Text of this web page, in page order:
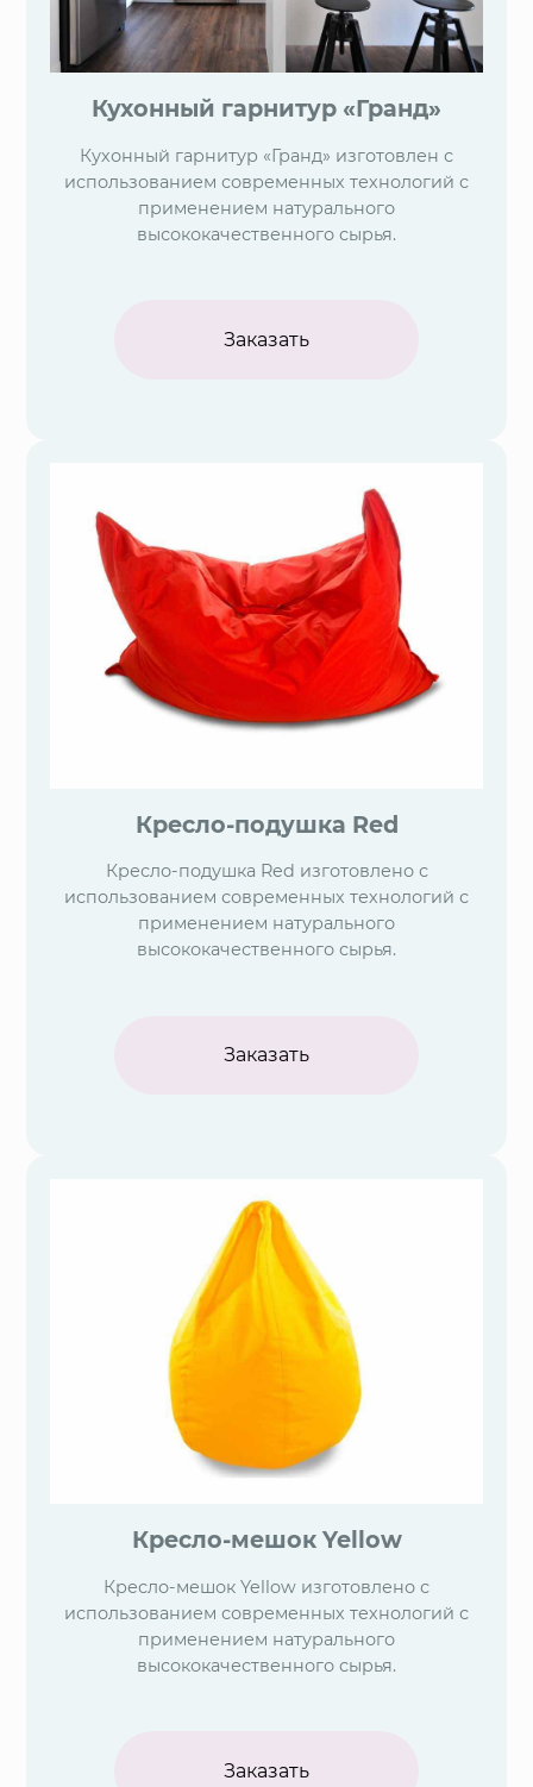
Кухонный гарнитур «Гранд»
Кухонный гарнитур «Гранд» изготовлен с
использованием современных технологий с
применением натурального
высококачественного сырья.
Заказать
Кресло-подушка Red
Кресло-подушка Red изготовлено с
использованием современных технологий с
применением натурального
высококачественного сырья.
Заказать
Кресло-мешок Yellow
Кресло-мешок Yellow изготовлено с
использованием современных технологий с
применением натурального
высококачественного сырья.
Заказать